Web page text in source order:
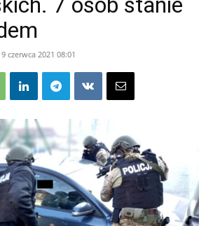
9 czerwca 2021 08:01